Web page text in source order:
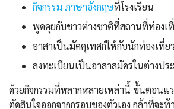
กิจกรรม ภาษาอังกฤษที่โรงเรียน
พูดคุยกับชาวต่างชาติที่สถานที่ท่องเ
อาสาเป็นมัคคุเทศก์ให้กับนักท่องเที่ย
ลงทะเบียนเป็นอาสาสมัครในต่างปร
ด้วยกิจกรรมที่หลากหลายเหล่านี้ ขั้นตอนแ
ตัดสินใจออกจากกรอบของตัวเอง กล้าที่จะท้